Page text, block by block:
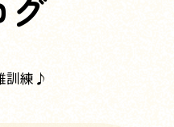
グ
訓練♪